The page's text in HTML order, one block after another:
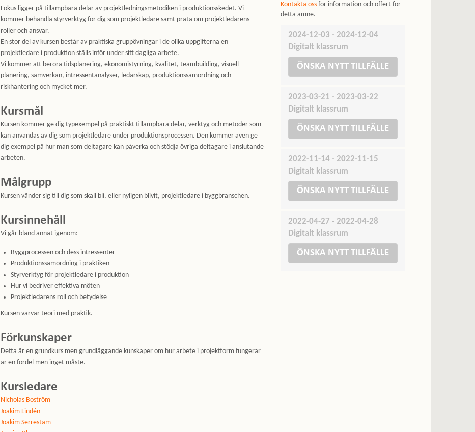
Fokus ligger på tillämpbara delar av projektledningsmetodiken i produktionsskedet. Vi
kommer behandla styrverktyg för dig som projektledare samt prata om projektledarens
roller och ansvar.
En stor del av kursen består av praktiska gruppövningar i de olika uppgifterna en
projektledare i produktion ställs inför under sitt dagliga arbete.
Vi kommer att beröra tidsplanering, ekonomistyrning, kvalitet, teambuilding, visuell
planering, samverkan, intressentanalyser, ledarskap, produktionssamordning och
riskhantering och mycket mer.
Kursmål
Kursen kommer ge dig typexempel på praktiskt tillämpbara delar, verktyg och metoder som
kan användas av dig som projektledare under produktionsprocessen. Den kommer även ge
dig exempel på hur man som deltagare kan påverka och stödja övriga deltagare i anslutande
arbeten.
Målgrupp
Kursen vänder sig till dig som skall bli, eller nyligen blivit, projektledare i byggbranschen.
Kursinnehåll
Vi går bland annat igenom:
Byggprocessen och dess intressenter
Produktionssamordning i praktiken
Styrverktyg för projektledare i produktion
Hur vi bedriver effektiva möten
Projektledarens roll och betydelse
Kursen varvar teori med praktik.
Förkunskaper
Detta är en grundkurs men grundläggande kunskaper om hur arbete i projektform fungerar
är en fördel men inget måste.
Kursledare
Nicholas Boström
Joakim Lindén
Joakim Serrestam
Kontakta oss för information och offert för
detta ämne.
2024-12-03 - 2024-12-04
Digitalt klassrum
ÖNSKA NYTT TILLFÄLLE
2023-03-21 - 2023-03-22
Digitalt klassrum
ÖNSKA NYTT TILLFÄLLE
2022-11-14 - 2022-11-15
Digitalt klassrum
ÖNSKA NYTT TILLFÄLLE
2022-04-27 - 2022-04-28
Digitalt klassrum
ÖNSKA NYTT TILLFÄLLE